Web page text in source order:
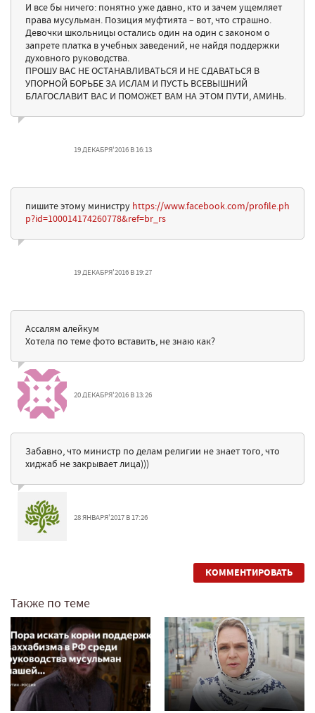
И все бы ничего: понятно уже давно, кто и зачем ущемляет
права мусульман. Позиция муфтията – вот, что страшно.
Девочки школьницы остались один на один с законом о
запрете платка в учебных заведений, не найдя поддержки
духовного руководства.
ПРОШУ ВАС НЕ ОСТАНАВЛИВАТЬСЯ И НЕ СДАВАТЬСЯ В
УПОРНОЙ БОРЬБЕ ЗА ИСЛАМ И ПУСТЬ ВСЕВЫШНИЙ
БЛАГОСЛАВИТ ВАС И ПОМОЖЕТ ВАМ НА ЭТОМ ПУТИ, АМИНЬ.
19 ДЕКАБРЯ'2016 В 16:13
пишите этому министру https://www.facebook.com/profile.ph
p?id=100014174260778&ref=br_rs
19 ДЕКАБРЯ'2016 В 19:27
Ассалям алейкум
Хотела по теме фото вставить, не знаю как?
20 ДЕКАБРЯ'2016 В 13:26
Забавно, что министр по делам религии не знает того, что
хиджаб не закрывает лица)))
28 ЯНВАРЯ'2017 В 17:26
КОММЕНТИРОВАТЬ
Также по теме